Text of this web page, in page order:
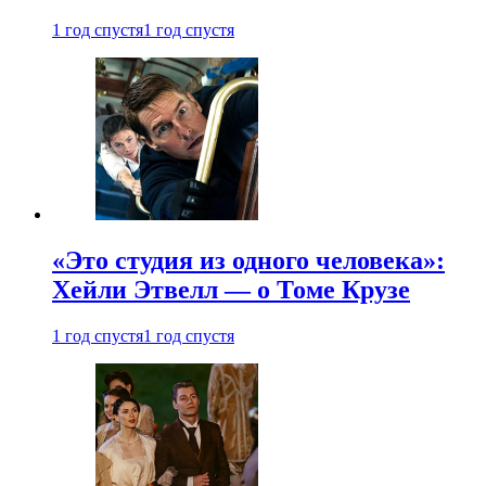
1 год спустя1 год спустя
«Это студия из одного человека»:
Хейли Этвелл — о Томе Крузе
1 год спустя1 год спустя